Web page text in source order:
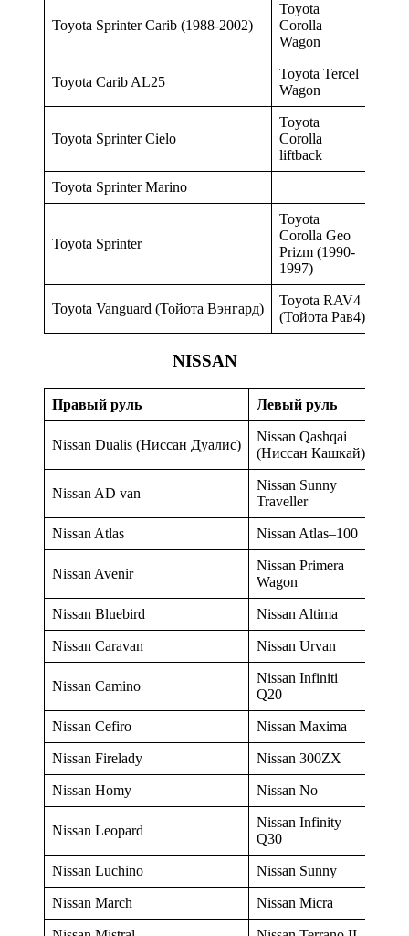
Toyota Sprinter Carib (1988-2002)
Toyota
Corolla
Wagon
Toyota Carib AL25
Toyota Tercel
Wagon
Toyota Sprinter Cielo
Toyota
Corolla
liftback
Toyota Sprinter Marino
Toyota Sprinter
Toyota
Corolla Geo
Prizm (1990-
1997)
Toyota Vanguard (Тойота Вэнгард)
Toyota RAV4
(Тойота Рав4)
NISSAN
Правый руль Левый руль
Nissan Dualis (Ниссан Дуалис)
Nissan Qashqai
(Ниссан Кашкай)
Nissan AD van
Nissan Sunny
Traveller
Nissan Atlas Nissan Atlas–100
Nissan Avenir
Nissan Primera
Wagon
Nissan Bluebird Nissan Altima
Nissan Caravan Nissan Urvan
Nissan Camino
Nissan Infiniti
Q20
Nissan Cefiro Nissan Maxima
Nissan Firelady Nissan 300ZX
Nissan Homy Nissan No
Nissan Leopard
Nissan Infinity
Q30
Nissan Luchino Nissan Sunny
Nissan March Nissan Micra